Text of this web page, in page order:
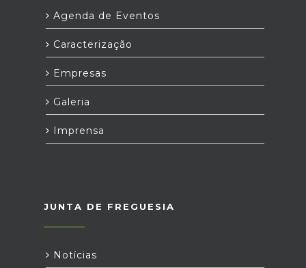
Agenda de Eventos
Caracterização
Empresas
Galeria
Imprensa
JUNTA DE FREGUESIA
Notícias